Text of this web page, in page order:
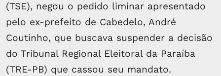
(TSE), negou o pedido liminar apresentado
pelo ex-prefeito de Cabedelo, André
Coutinho, que buscava suspender a decisão
do Tribunal Regional Eleitoral da Paraíba
(TRE-PB) que cassou seu mandato.